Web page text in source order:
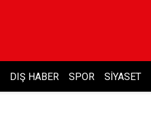
DIŞ HABER SPOR SIYASET